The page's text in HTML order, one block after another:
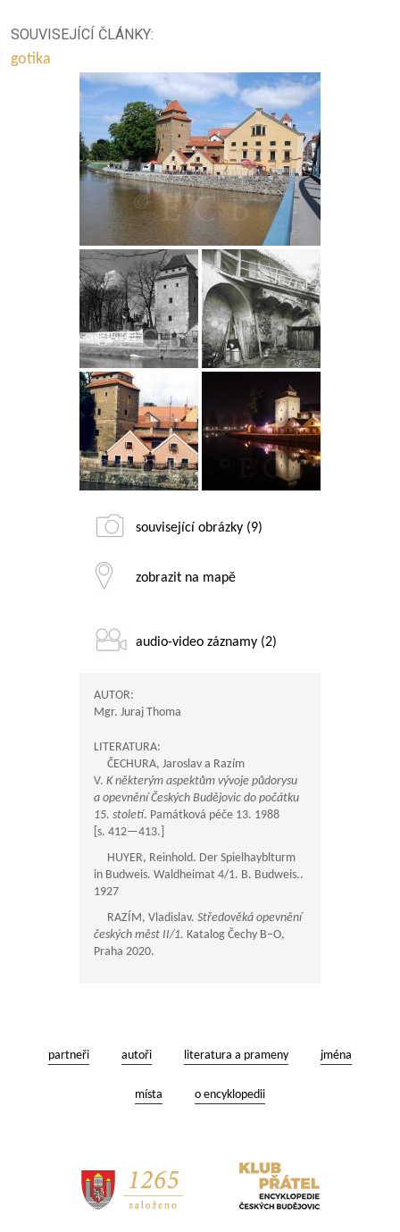
SOUVISEJÍCÍ ČLÁNKY:
gotika
související obrázky (9)
zobrazit na mapě
audio-video záznamy (2)
AUTOR:
Mgr. Juraj Thoma
LITERATURA:
ČECHURA, Jaroslav a Razím
V. K některým aspektům vývoje půdorysu
a opevnění Českých Budějovic do počátku
15. století. Památková péče 13. 1988
[s. 412—413.]
HUYER, Reinhold. Der Spielhayblturm
in Budweis. Waldheimat 4/1. B. Budweis..
1927
RAZÍM, Vladislav. Středověká opevnění
českých měst II/1. Katalog Čechy B–O,
Praha 2020.
partneři autoři literatura a prameny jména
místa o encyklopedii